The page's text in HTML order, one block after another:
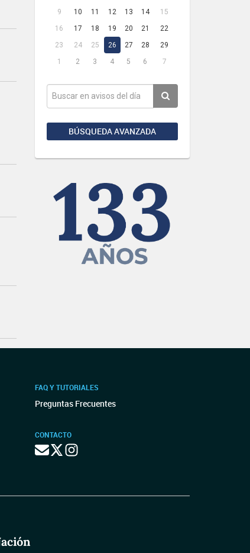
9
10 11 12 13 14
15
16
17 18 19 20 21
22
23
24 25 26 27 28
29
1
2 3 4 5 6 7
BÚSQUEDA AVANZADA
FAQ Y TUTORIALES
Preguntas Frecuentes
CONTACTO